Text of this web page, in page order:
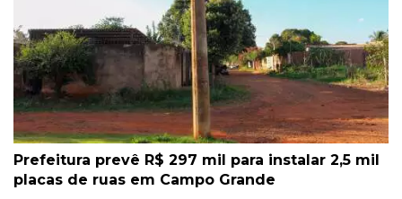
Prefeitura prevê R$ 297 mil para instalar 2,5 mil
placas de ruas em Campo Grande